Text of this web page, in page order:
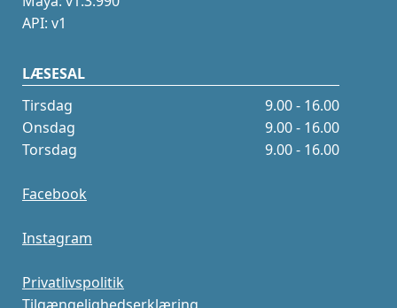
API: v1
LÆSESAL
Tirsdag
9.00 - 16.00
Onsdag
9.00 - 16.00
Torsdag
9.00 - 16.00
Facebook
Instagram
Privatlivspolitik